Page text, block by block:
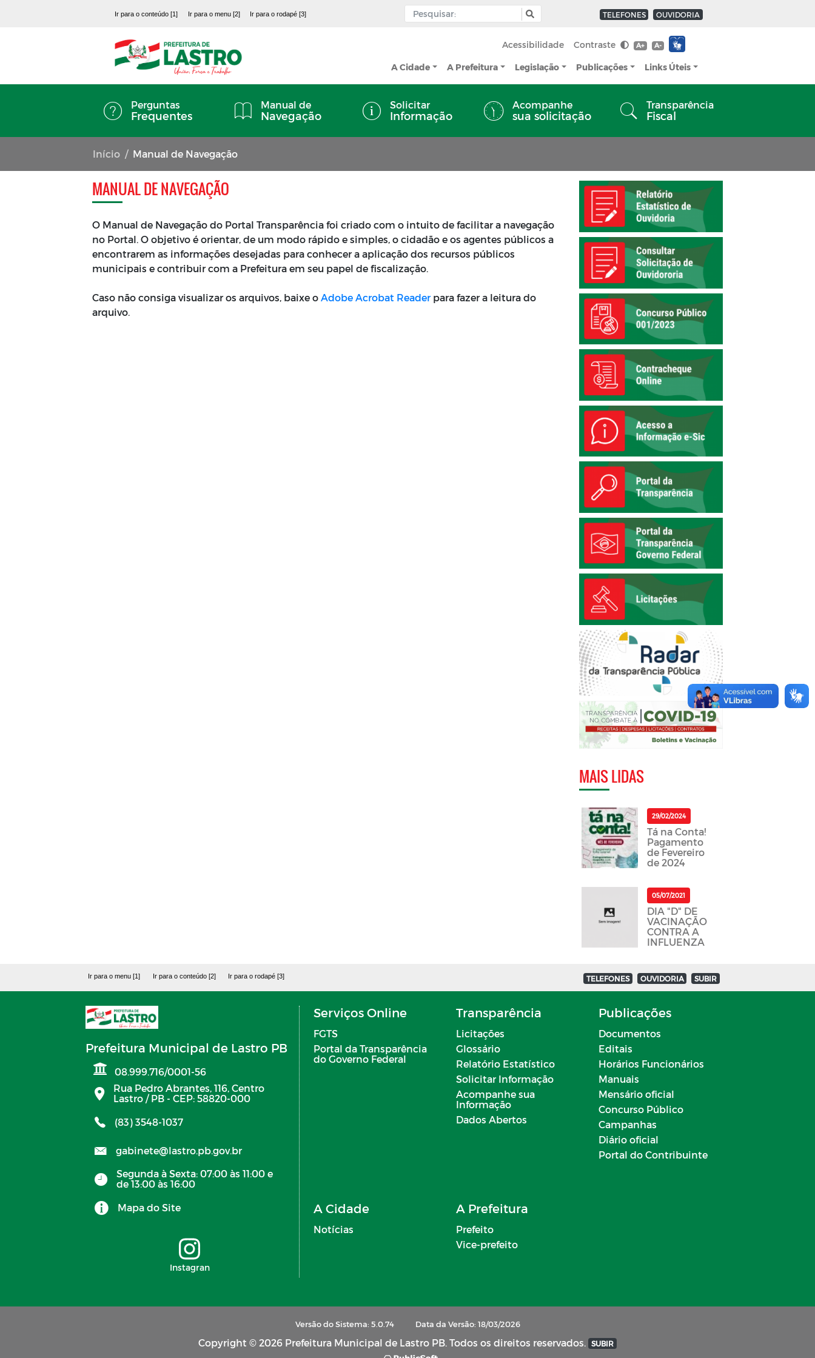
Ir para o conteúdo [1] Ir para o menu [2] Ir para o rodapé [3] TELEFONES OUVIDORIA
Acessibilidade Contraste A+ A-
A Cidade A Prefeitura Legislação Publicações Links Úteis
Perguntas
Frequentes
Manual de
Navegação
Solicitar
Informação
Acompanhe
sua solicitação
Transparência
Fiscal
Início Manual de Navegação
MANUAL DE NAVEGAÇÃO
O Manual de Navegação do Portal Transparência foi criado com o intuito de facilitar a navegação
no Portal. O objetivo é orientar, de um modo rápido e simples, o cidadão e os agentes públicos a
encontrarem as informações desejadas para conhecer a aplicação dos recursos públicos
municipais e contribuir com a Prefeitura em seu papel de fiscalização.
Caso não consiga visualizar os arquivos, baixe o Adobe Acrobat Readerpara fazer a leitura do
arquivo.
MAIS LIDAS
29/02/2024
Tá na Conta!
Pagamento
de Fevereiro
de 2024
05/07/2021
DIA "D" DE
VACINAÇÃO
CONTRA A
INFLUENZA
Ir para o menu [1] Ir para o conteúdo [2] Ir para o rodapé [3] TELEFONES OUVIDORIA SUBIR
Prefeitura Municipal de Lastro PB
08.999.716/0001-56
Rua Pedro Abrantes, 116, Centro
Lastro / PB - CEP: 58820-000
(83) 3548-1037
gabinete@lastro.pb.gov.br
Segunda à Sexta: 07:00 às 11:00 e
de 13:00 às 16:00
Mapa do Site
Instagran
Serviços Online
FGTS
Portal da Transparência
do Governo Federal
Transparência
Licitações
Glossário
Relatório Estatístico
Solicitar Informação
Acompanhe sua
Informação
Dados Abertos
Publicações
Documentos
Editais
Horários Funcionários
Manuais
Mensário oficial
Concurso Público
Campanhas
Diário oficial
Portal do Contribuinte
A Cidade
Notícias
A Prefeitura
Prefeito
Vice-prefeito
Versão do Sistema: 5.0.74 Data da Versão: 18/03/2026
Copyright © 2026 Prefeitura Municipal de Lastro PB. Todos os direitos reservados. SUBIR